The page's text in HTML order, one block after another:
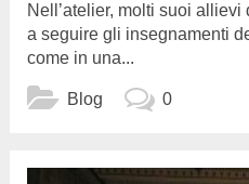
Nell’atelier, molti suoi
a seguire gli insegnamenti
come in una...
Blog 0